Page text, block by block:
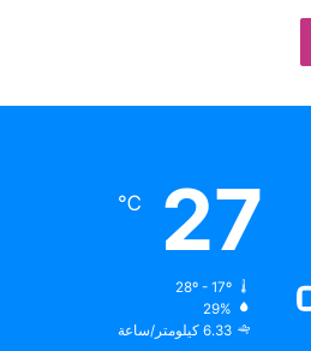
27
℃
28º - 17º
29%
6.33 كيلومتر/ساعة